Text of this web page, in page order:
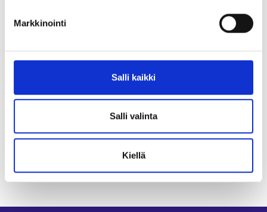
Markkinointi
Salli kaikki
Salli valinta
Kiellä
Alueelliset kehitysnäkymät. Kevät 2026. -raportti (doria.fi)
Oulun seudun työllisyysalue
Raahen työllisyysalue
Haapavesi